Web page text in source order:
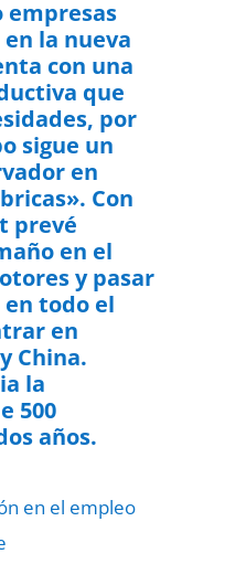
empresas
la nueva
con una
que
por
sigue un
en
Con
prevé
en el
y pasar
en todo el
en
China.
la
500
años.
en el empleo